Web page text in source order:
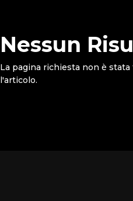
Nessun
La pagina richiesta non è
l'articolo.